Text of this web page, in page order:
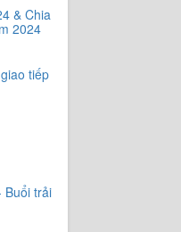
& Chia
2024
tiếp
Buổi trải